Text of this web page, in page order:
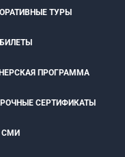
ТУРЫ
ПРОГРАММА
СЕРТИФИКАТЫ